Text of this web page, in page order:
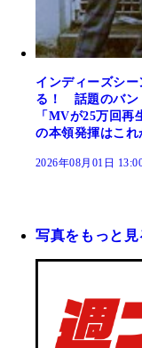
インディーズシ
る！ 話題のバン
「MVが25万回
の本領発揮はこれ
2026年08月01日
写真をもっと見